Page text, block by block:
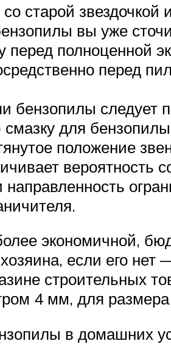
старой звездочкой
вы уже
перед полноценной
перед
бензопилы следует
для
положение
вероятность
экономичной,
если его
строительных
4 мм, для
в домашних